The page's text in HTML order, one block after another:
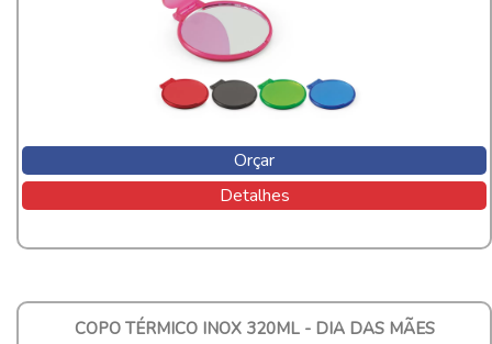
Orçar
Detalhes
COPO TÉRMICO INOX 320ML - DIA DAS MÃES